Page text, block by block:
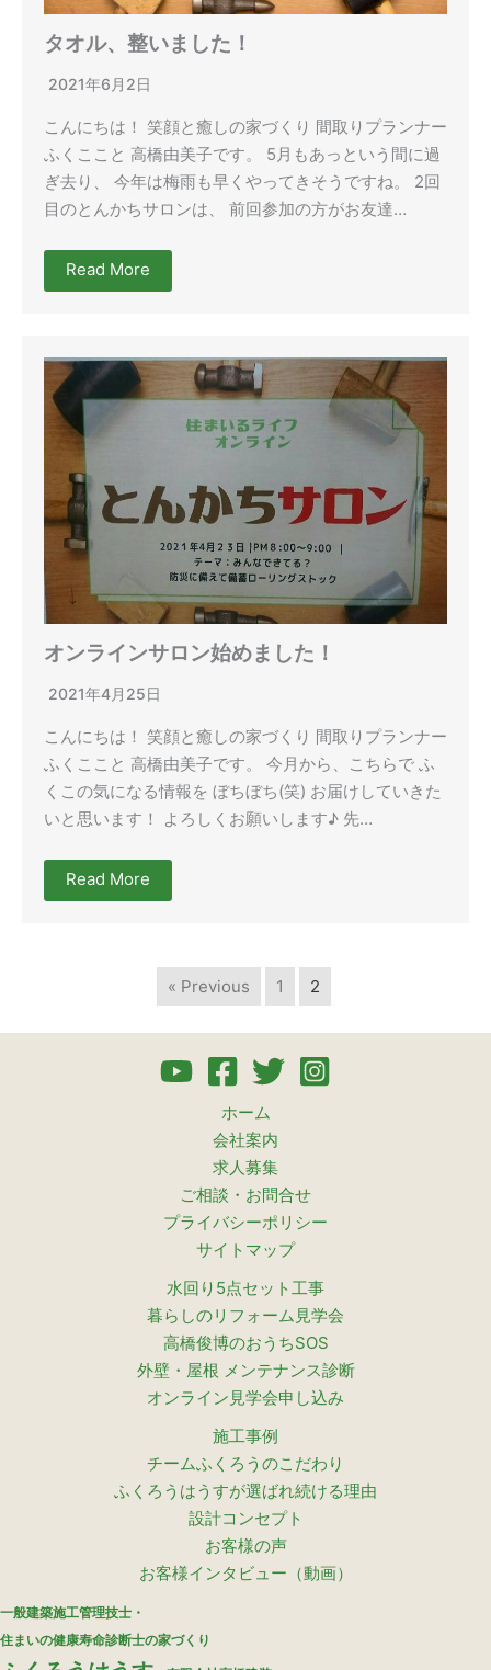
タオル、整いました！
2021年6月2日
こんにちは！ 笑顔と癒しの家づくり 間取りプランナー
ふくここと 高橋由美子です。 5月もあっという間に過
ぎ去り、 今年は梅雨も早くやってきそうですね。 2回
目のとんかちサロンは、 前回参加の方がお友達…
Read More
オンラインサロン始めました！
2021年4月25日
こんにちは！ 笑顔と癒しの家づくり 間取りプランナー
ふくここと 高橋由美子です。 今月から、こちらで ふ
くこの気になる情報を ぼちぼち(笑) お届けしていきた
いと思います！ よろしくお願いします♪ 先…
Read More
« Previous 1 2
ホーム
会社案内
求人募集
ご相談・お問合せ
プライバシーポリシー
サイトマップ
水回り5点セット工事
暮らしのリフォーム見学会
高橋俊博のおうちSOS
外壁・屋根 メンテナンス診断
オンライン見学会申し込み
施工事例
チームふくろうのこだわり
ふくろうはうすが選ばれ続ける理由
設計コンセプト
お客様の声
お客様インタビュー（動画）
一般建築施工管理技士・
住まいの健康寿命診断士の家づくり